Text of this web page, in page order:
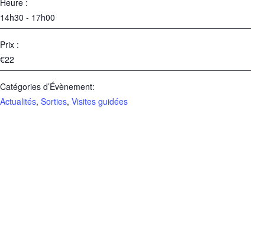
Heure :
14h30 - 17h00
Prix :
€22
Catégories d’Évènement:
Actualités, Sorties, Visites guidées